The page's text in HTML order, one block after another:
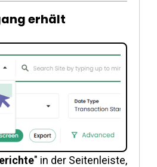
erhält
" in der Seitenleiste,